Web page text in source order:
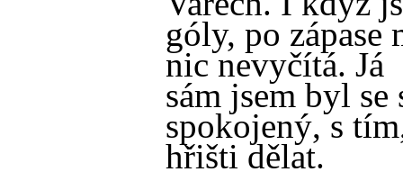
góly, po zápase
nic nevyčítá. Já
sám jsem byl
spokojený, s
hřišti dělat.